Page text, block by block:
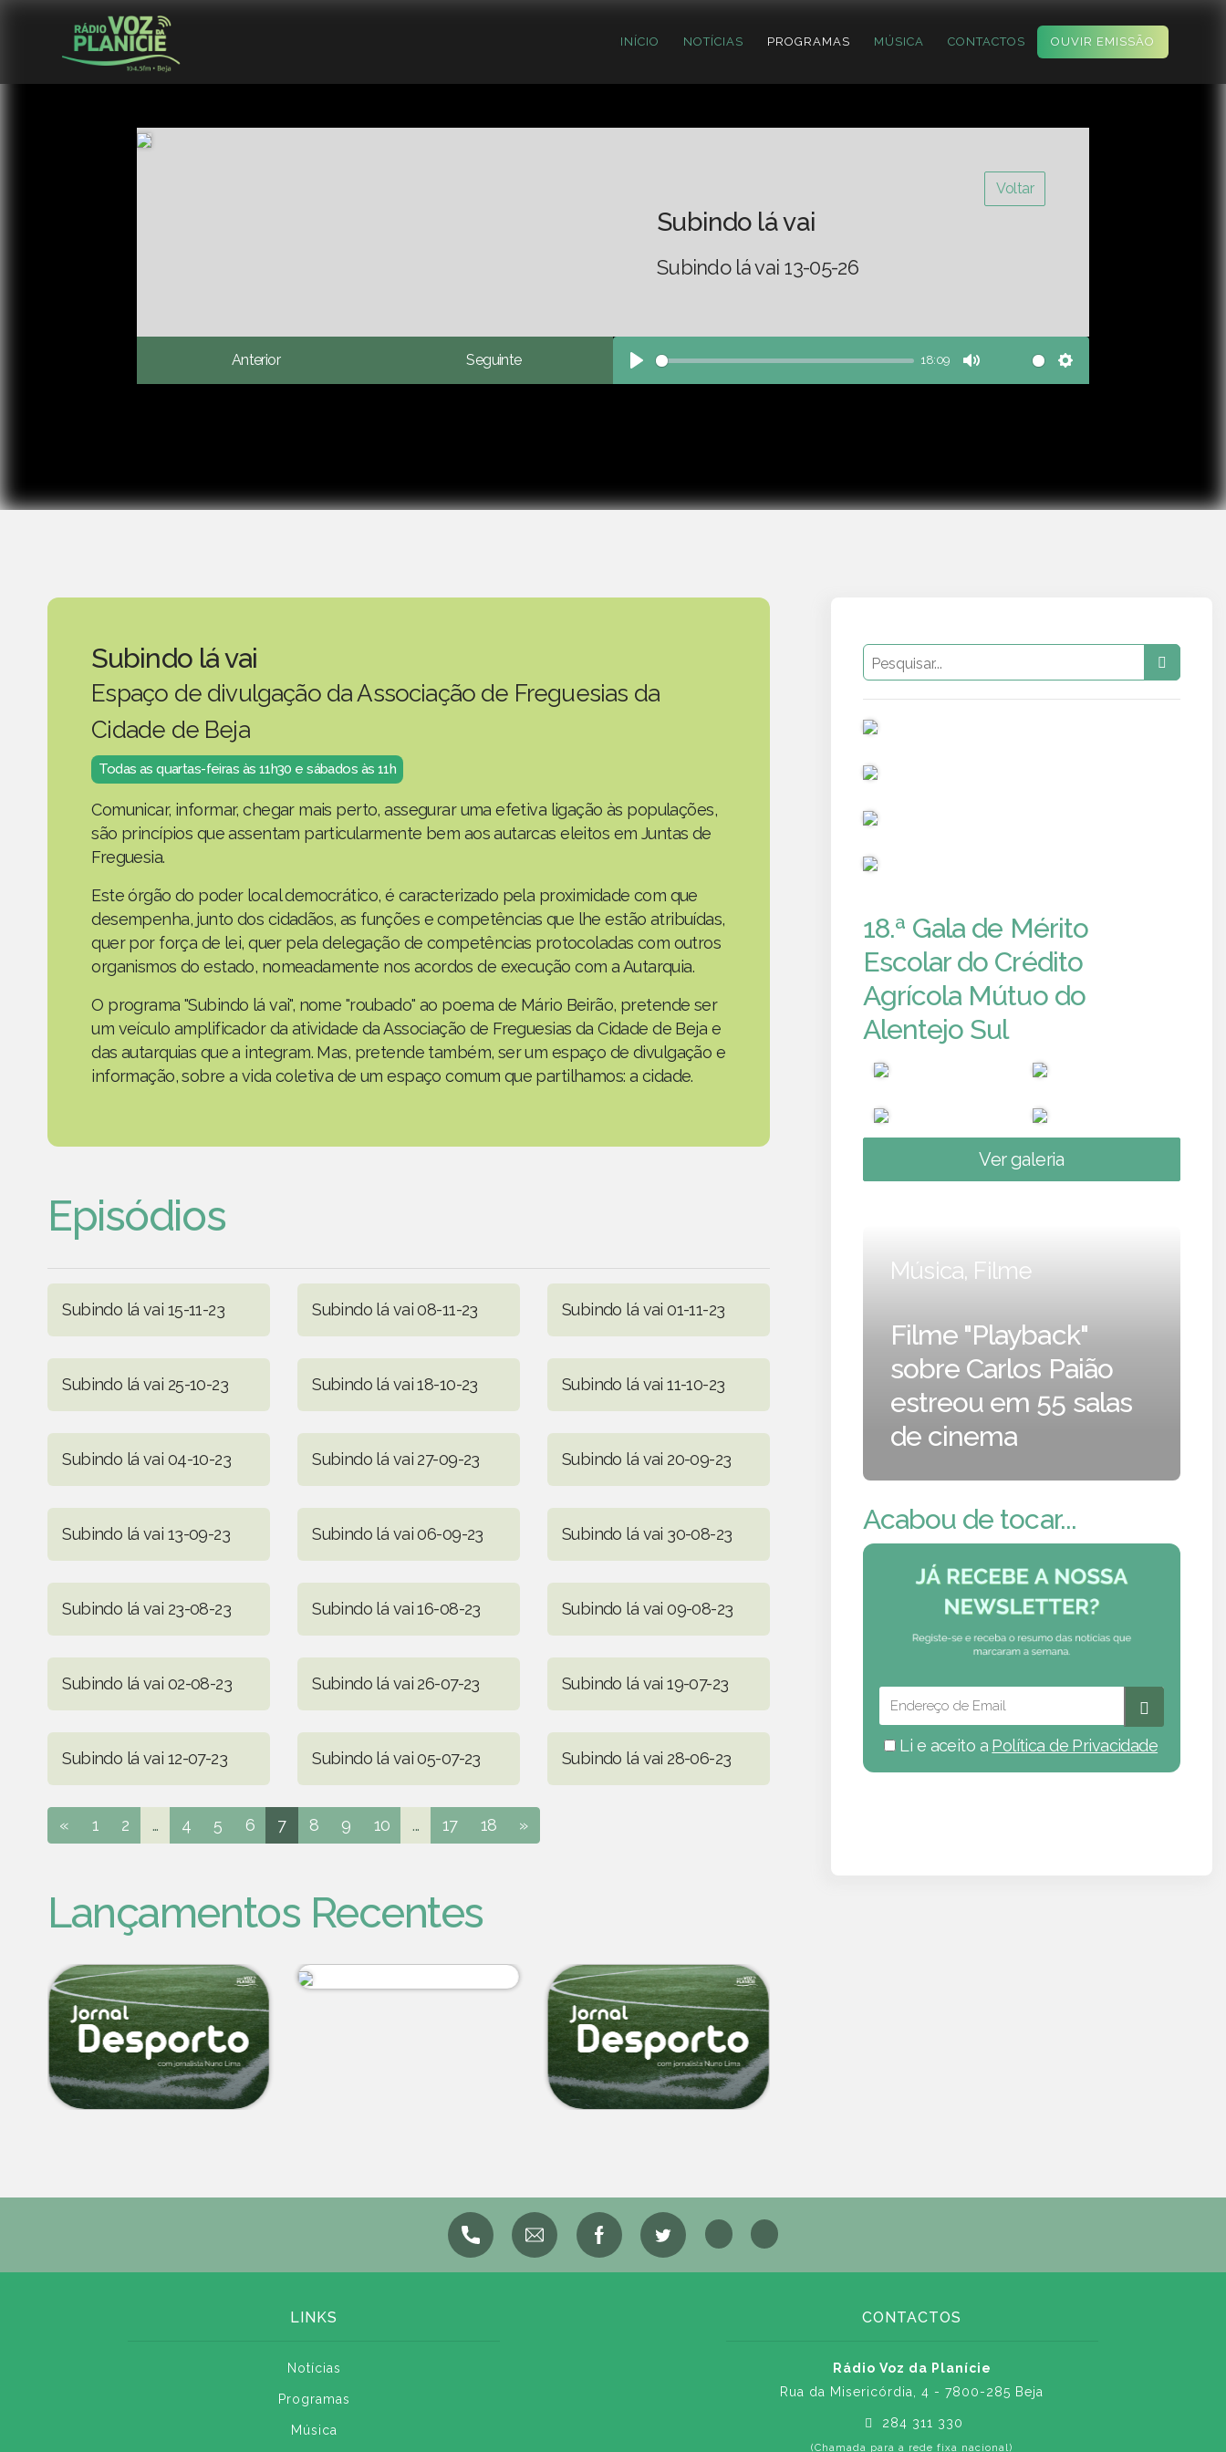
INÍCIO NOTÍCIAS PROGRAMAS MÚSICA CONTACTOS OUVIR EMISSÃO
Voltar
Subindo lá vai
Subindo lá vai 13-05-26
Anterior Seguinte
Play
18:09
Mute Settings
Subindo lá vai
Espaço de divulgação da Associação de Freguesias da
Cidade de Beja
Todas as quartas-feiras às 11h30 e sábados às 11h
Comunicar, informar, chegar mais perto, assegurar uma efetiva ligação às populações,
são princípios que assentam particularmente bem aos autarcas eleitos em Juntas de
Freguesia.
Este órgão do poder local democrático, é caracterizado pela proximidade com que
desempenha, junto dos cidadãos, as funções e competências que lhe estão atribuídas,
quer por força de lei, quer pela delegação de competências protocoladas com outros
organismos do estado, nomeadamente nos acordos de execução com a Autarquia.
O programa "Subindo lá vai", nome "roubado" ao poema de Mário Beirão, pretende ser
um veículo amplificador da atividade da Associação de Freguesias da Cidade de Beja e
das autarquias que a integram. Mas, pretende também, ser um espaço de divulgação e
informação, sobre a vida coletiva de um espaço comum que partilhamos: a cidade.
Episódios
Subindo lá vai 15-11-23 Subindo lá vai 08-11-23 Subindo lá vai 01-11-23
Subindo lá vai 25-10-23 Subindo lá vai 18-10-23 Subindo lá vai 11-10-23
Subindo lá vai 04-10-23 Subindo lá vai 27-09-23 Subindo lá vai 20-09-23
Subindo lá vai 13-09-23 Subindo lá vai 06-09-23 Subindo lá vai 30-08-23
Subindo lá vai 23-08-23 Subindo lá vai 16-08-23 Subindo lá vai 09-08-23
Subindo lá vai 02-08-23 Subindo lá vai 26-07-23 Subindo lá vai 19-07-23
Subindo lá vai 12-07-23 Subindo lá vai 05-07-23 Subindo lá vai 28-06-23
« 1 2 ... 4 5 6 7 8 9 10 ... 17 18 »
Lançamentos Recentes
18.ª Gala de Mérito
Escolar do Crédito
Agrícola Mútuo do
Alentejo Sul
Ver galeria
Música, Filme
Filme "Playback"
sobre Carlos Paião
estreou em 55 salas
de cinema
Acabou de tocar...
Li e aceito a Política de Privacidade
LINKS
Notícias
Programas
Música
CONTACTOS
Rádio Voz da Planície
Rua da Misericórdia, 4 - 7800-285 Beja
284 311 330
(Chamada para a rede fixa nacional)